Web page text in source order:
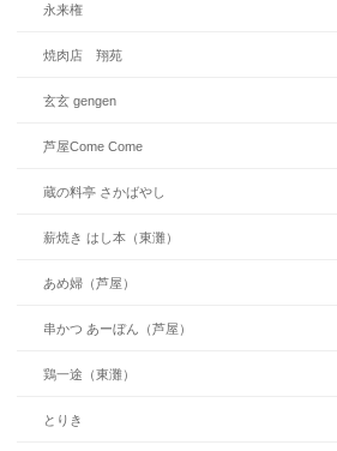
永来権
焼肉店 翔苑
玄玄 gengen
芦屋Come Come
蔵の料亭 さかばやし
薪焼き はし本（東灘）
あめ婦（芦屋）
串かつ あーぼん（芦屋）
鶏一途（東灘）
とりき